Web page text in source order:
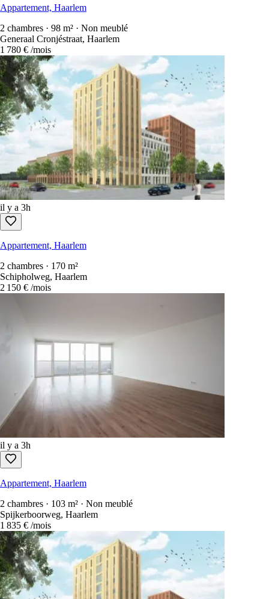
Appartement, Haarlem
2 chambres · 98 m² · Non meublé
Generaal Cronjéstraat, Haarlem
1 780 € /mois
il y a 3h
Appartement, Haarlem
2 chambres · 170 m²
Schipholweg, Haarlem
2 150 € /mois
il y a 3h
Appartement, Haarlem
2 chambres · 103 m² · Non meublé
Spijkerboorweg, Haarlem
1 835 € /mois